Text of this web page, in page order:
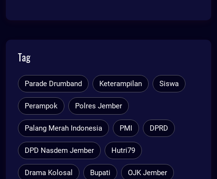
Tag
Parade Drumband Keterampilan Siswa
Perampok Polres Jember
Palang Merah Indonesia PMI DPRD
DPD Nasdem Jember Hutri79
Drama Kolosal Bupati OJK Jember